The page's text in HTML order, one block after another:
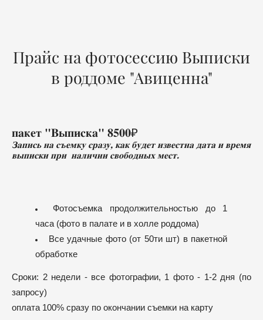
Прайс на фотосессию Выписки
в роддоме "Авиценна"
пакет "Выписка" 8500₽
Запись на съемку сразу, как будет известна дата и время
выписки при наличии свободных мест.
Фотосъемка продолжительностью до 1
часа (фото в палате и в холле роддома)
Все удачные фото (от 50ти шт) в пакетной
обработке
Сроки: 2 недели - все фотографии, 1 фото - 1-2 дня (по
запросу)
оплата 100% сразу по окончании съемки на карту